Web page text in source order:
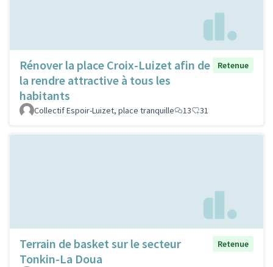
Rénover la place Croix-Luizet afin de
la rendre attractive à tous les
habitants
Retenue
Collectif Espoir-Luizet, place tranquille 13 31
Terrain de basket sur le secteur
Tonkin-La Doua
Retenue